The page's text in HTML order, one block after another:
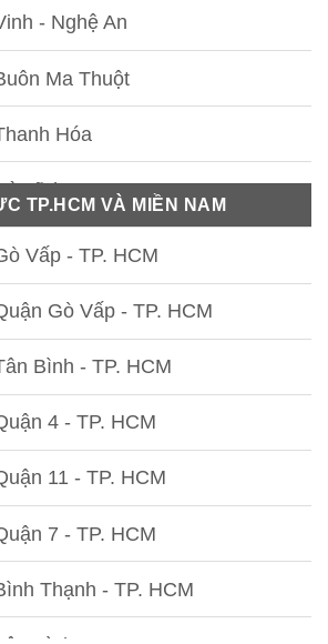
Yên
Bình
Phúc
Nguyên
Thọ
Quang
Giang
Bằng
Sơn
Kạn
Giang
Cai
- Nghệ An
Ma Thuột
Hóa
Tĩnh
Bình
Trị
Thiên Huế
Nam
Ngãi
Định
Yên
Thuận
TP.HCM VÀ MIỀN NAM
Vấp - TP. HCM
Gò Vấp - TP. HCM
Bình - TP. HCM
4 - TP. HCM
11 - TP. HCM
7 - TP. HCM
Thạnh - TP. HCM